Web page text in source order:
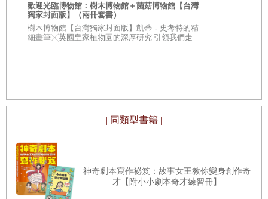
她雙手雙腳被綁在一根直立的長矛上，矛尖深深插入沙裡。她兩
腳懸空，姿勢實在不怎麼莊重，要不是心裡怕得要命，她早就氣得冒
附近傳來擊鼓的聲音，還有一種高亢粗嘎的人聲，可能是歌聲
吧。瑪莎抬眼望過去，她怕的正是這個。不遠的海邊已經燃起巨大、
上吊著一隻偌大的鍋子，蒸汽從裡面裊裊升起，瑪莎十分清楚（從凱
瑟琳的家常菜食譜課程），鍋子馬上就要沸騰了。
歡迎光臨博物館：樹木博物館＋菌菇博物館【台灣
獨家封面版】（兩冊套書）
樹木博物館【台灣獨家封面版】凱蒂．史考特的精
細畫筆╳英國皇家植物園的深厚研究 引領我們走
| 同類型書籍 |
神奇劇本寫作祕笈：故事女王教你變身創作奇
才【附小小劇本奇才練習冊】